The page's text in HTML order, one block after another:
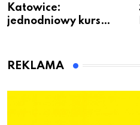
Katowice:
jednodniowy kurs
dzieci
REKLAMA